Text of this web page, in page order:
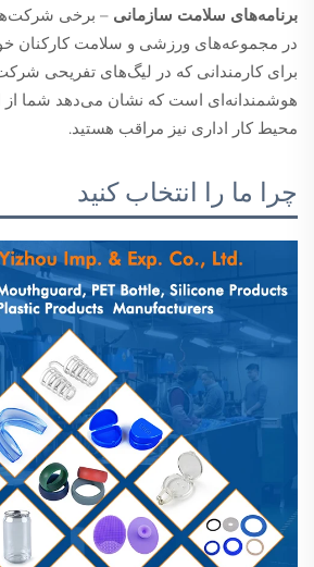
برنامه‌های سلامت سازمانی – برخی
در مجموعه‌های ورزشی و سلامت کارکنان
برای کارمندانی که در لیگ‌های تفریحی
هوشمندانه‌ای است که نشان می‌دهد شما از
محیط کار اداری نیز مراقب هستید.
چرا ما را انتخاب کنید